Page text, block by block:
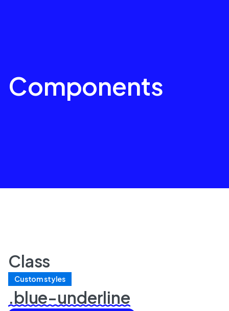
Components
Class
Custom styles
.blue-underline